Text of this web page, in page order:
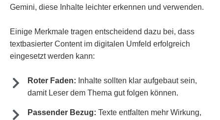
Gemini, diese Inhalte leichter erkennen und verwenden.
Einige Merkmale tragen entscheidend dazu bei, dass
textbasierter Content im digitalen Umfeld erfolgreich
eingesetzt werden kann:
Roter Faden: Inhalte sollten klar aufgebaut sein,
damit Leser dem Thema gut folgen können.
Passender Bezug: Texte entfalten mehr Wirkung,